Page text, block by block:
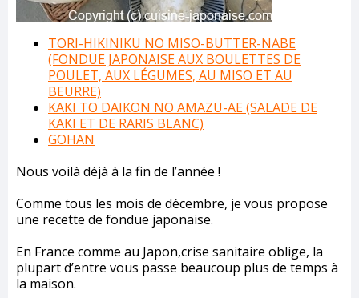
TORI-HIKINIKU NO MISO-BUTTER-NABE
(FONDUE JAPONAISE AUX BOULETTES DE
POULET, AUX LÉGUMES, AU MISO ET AU
BEURRE)
KAKI TO DAIKON NO AMAZU-AE (SALADE DE
KAKI ET DE RARIS BLANC)
GOHAN
Nous voilà déjà à la fin de l’année !
Comme tous les mois de décembre, je vous propose
une recette de fondue japonaise.
En France comme au Japon,crise sanitaire oblige, la
plupart d’entre vous passe beaucoup plus de temps à
la maison.